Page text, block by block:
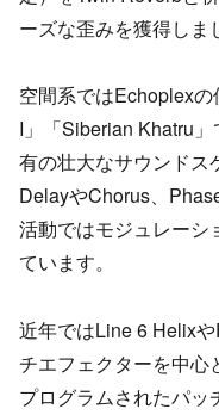
ーズな歪みを獲得しま
空間系ではEchoplex
I」「Siberian Khatru
有の壮大なサウンドス
DelayやChorus、
活動ではモジュレーシ
ています。
近年ではLine 6 Helix
チエフェクターを中心
プログラムされたパッ